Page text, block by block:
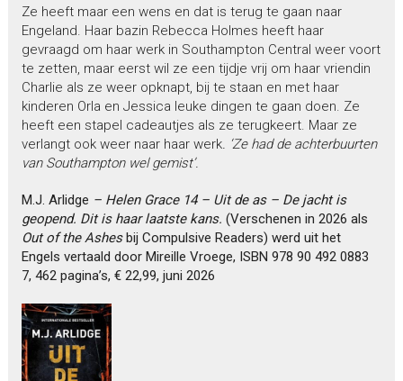
Ze heeft maar een wens en dat is terug te gaan naar
Engeland. Haar bazin Rebecca Holmes heeft haar
gevraagd om haar werk in Southampton Central weer voort
te zetten, maar eerst wil ze een tijdje vrij om haar vriendin
Charlie als ze weer opknapt, bij te staan en met haar
kinderen Orla en Jessica leuke dingen te gaan doen. Ze
heeft een stapel cadeautjes als ze terugkeert. Maar ze
verlangt ook weer naar haar werk. ‘Ze had de achterbuurten
van Southampton wel gemist’.
M.J. Arlidge – Helen Grace 14 – Uit de as – De jacht is
geopend. Dit is haar laatste kans. (Verschenen in 2026 als
Out of the Ashesbij Compulsive Readers) werd uit het
Engels vertaald door Mireille Vroege, ISBN 978 90 492 0883
7, 462 pagina’s, € 22,99, juni 2026